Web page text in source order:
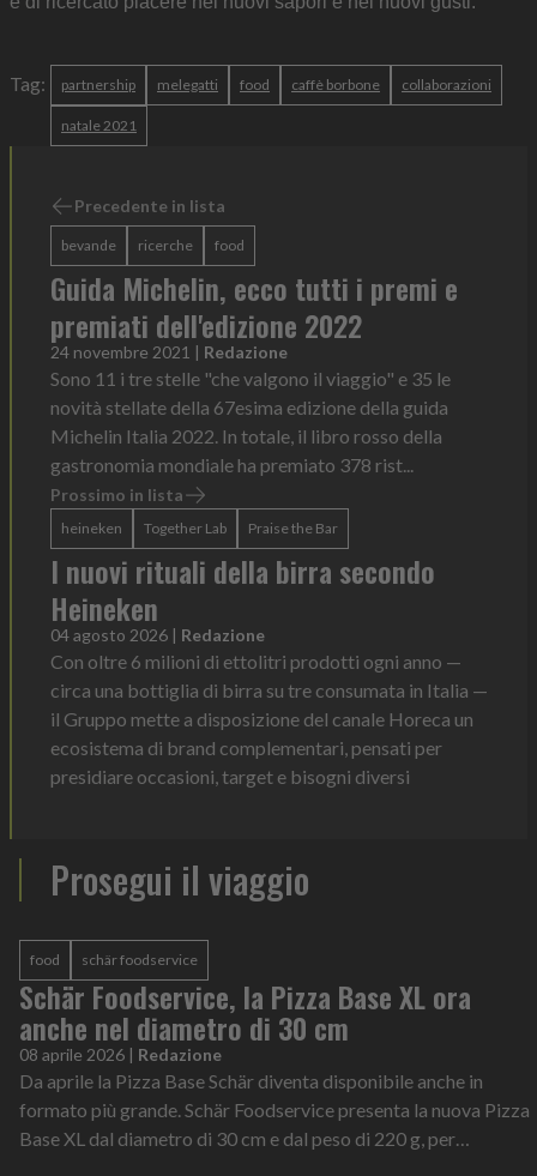
Tag: partnership melegatti food caffè borbone collaborazioni
natale 2021
Precedente in lista
bevande ricerche food
Guida Michelin, ecco tutti i premi e
premiati dell'edizione 2022
24 novembre 2021 | Redazione
Sono 11 i tre stelle "che valgono il viaggio" e 35 le
novità stellate della 67esima edizione della guida
Michelin Italia 2022. In totale, il libro rosso della
gastronomia mondiale ha premiato 378 rist...
Prossimo in lista
heineken Together Lab Praise the Bar
I nuovi rituali della birra secondo
Heineken
04 agosto 2026 | Redazione
Con oltre 6 milioni di ettolitri prodotti ogni anno —
circa una bottiglia di birra su tre consumata in Italia —
il Gruppo mette a disposizione del canale Horeca un
ecosistema di brand complementari, pensati per
presidiare occasioni, target e bisogni diversi
Prosegui il viaggio
food schär foodservice
Schär Foodservice, la Pizza Base XL ora
anche nel diametro di 30 cm
08 aprile 2026 | Redazione
Da aprile la Pizza Base Schär diventa disponibile anche in
formato più grande. Schär Foodservice presenta la nuova Pizza
Base XL dal diametro di 30 cm e dal peso di 220 g, per